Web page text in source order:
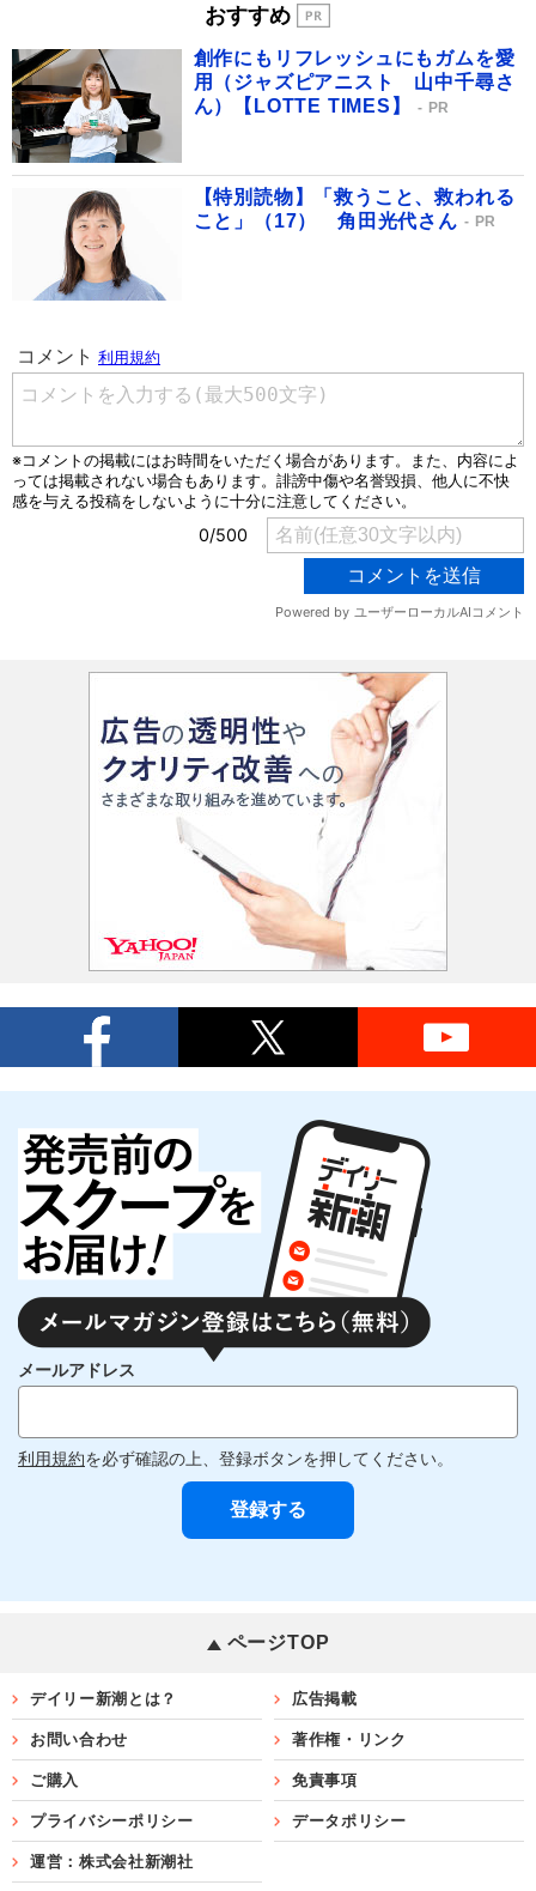
おすすめ
創作にもリフレッシュにもガムを愛
用（ジャズピアニスト 山中千尋さ
ん）【LOTTE TIMES】
PR
【特別読物】「救うこと、救われる
こと」（17） 角田光代さん
PR
メールアドレス
利用規約を必ず確認の上、登録ボタンを押してください。
ページTOP
デイリー新潮とは？ 広告掲載
お問い合わせ 著作権・リンク
ご購入 免責事項
プライバシーポリシー データポリシー
運営：株式会社新潮社